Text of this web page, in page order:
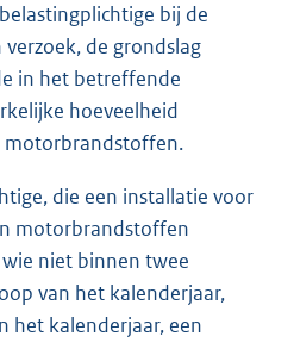
bij de
de grondslag
in het betreffende
hoeveelheid
motorbrandstoffen.
die een installatie voor
motorbrandstoffen
niet binnen twee
van het kalenderjaar,
het kalenderjaar, een